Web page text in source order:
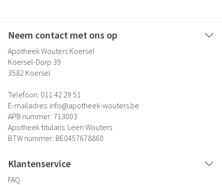
Neem contact met ons op
Apotheek Wouters Koersel
Koersel-Dorp 39
3582 Koersel
Telefoon: 011 42 29 51
E-mailadres: info@apotheek-wouters.be
APB nummer: 713003
Apotheek titularis: Leen Wouters
BTW nummer: BE0457678860
Klantenservice
FAQ